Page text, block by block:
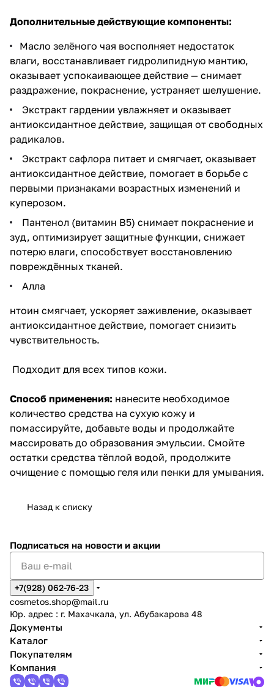
Дополнительные действующие компоненты:
Масло зелёного чая восполняет недостаток
влаги, восстанавливает гидролипидную мантию,
оказывает успокаивающее действие — снимает
раздражение, покраснение, устраняет шелушение.
Экстракт гардении увлажняет и оказывает
антиоксидантное действие, защищая от свободных
радикалов.
Экстракт сафлора питает и смягчает, оказывает
антиоксидантное действие, помогает в борьбе с
первыми признаками возрастных изменений и
куперозом.
Пантенол (витамин B5) снимает покраснение и
зуд, оптимизирует защитные функции, снижает
потерю влаги, способствует восстановлению
повреждённых тканей.
Алла
нтоин смягчает, ускоряет заживление, оказывает
антиоксидантное действие, помогает снизить
чувствительность.
Подходит для всех типов кожи.
Способ применения: нанесите необходимое
количество средства на сухую кожу и
помассируйте, добавьте воды и продолжайте
массировать до образования эмульсии. Смойте
остатки средства тёплой водой, продолжите
очищение с помощью геля или пенки для умывания.
Назад к списку
Подписаться на новости и акции
+7(928) 062-76-23
cosmetos.shop@mail.ru
Юр. адрес : г. Махачкала, ул. Абубакарова 48
Документы
Каталог
Покупателям
Компания